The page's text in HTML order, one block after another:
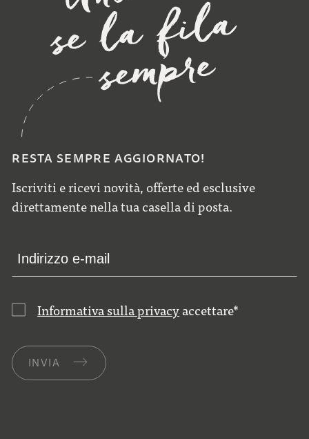
RESTA SEMPRE AGGIORNATO!
Iscriviti e ricevi novità, offerte ed esclusive
direttamente nella tua casella di posta.
Informativa sulla privacy accettare*
INVIA